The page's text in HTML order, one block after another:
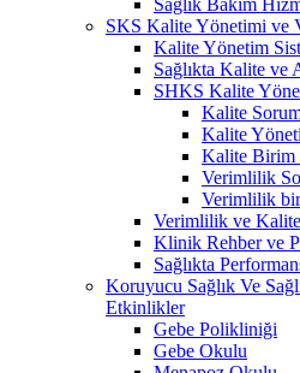
SKS Kalite Yönetimi ve
Kalite Yönetim
Sağlıkta Kalite ve
SHKS Kalite
Kalite
Kalite
Kalite Birim
Verimlilik
Verimlilik
Verimlilik ve
Klinik Rehber ve
Sağlıkta
Koruyucu Sağlık Ve
Etkinlikler
Gebe Polikliniği
Gebe Okulu